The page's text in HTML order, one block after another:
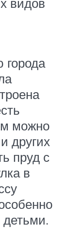
города
можно
других
пруд с
в